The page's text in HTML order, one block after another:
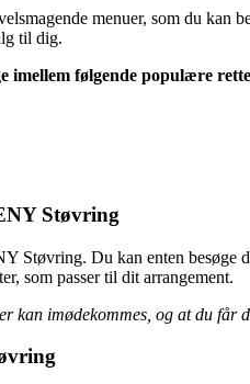
menuer, som du kan
til dig.
imellem følgende populære
Støvring
Støvring. Du kan enten
som passer til dit arrangement.
kan imødekommes, og at du får